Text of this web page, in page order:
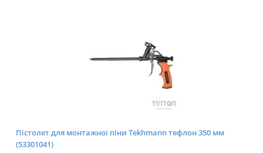
Пістолет для монтажної піни Tekhmann тефлон 350 мм
(53301041)